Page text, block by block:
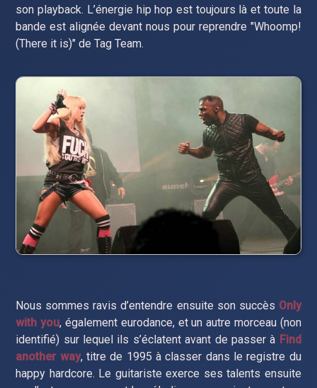
son playback. L’énergie hip hop est toujours là et toute la
bande est alignée devant nous pour reprendre "Whoomp!
(There it is)" de Tag Team.
Nous sommes ravis d’entendre ensuite son succès Only
with you, également eurodance, et un autre morceau (non
identifié) sur lequel ils s’éclatent avant de passer à Find
another way, titre de 1995 à classer dans le registre du
happy hardcore. Le guitariste exerce ses talents ensuite